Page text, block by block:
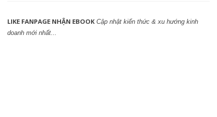
LIKE FANPAGE NHẬN EBOOK Cập nhật kiến thức & xu hướng kinh
doanh mới nhất...